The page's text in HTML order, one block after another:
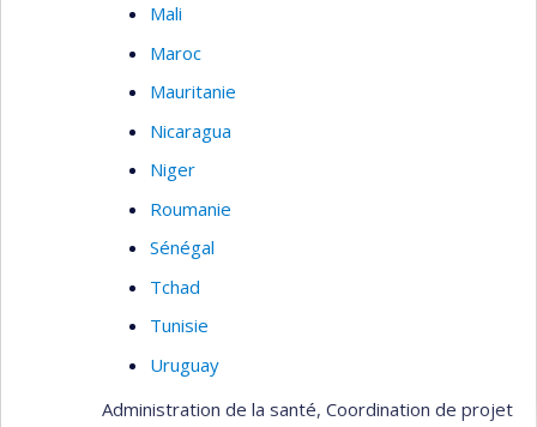
Mali
Maroc
Mauritanie
Nicaragua
Niger
Roumanie
Sénégal
Tchad
Tunisie
Uruguay
Administration de la santé, Coordination de projet